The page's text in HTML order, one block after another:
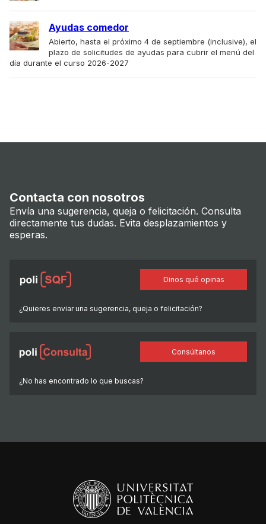
Ayudas comedor
Abierto, hasta el próximo 4 de septiembre (inclusive), el
plazo de solicitudes de ayudas para cubrir el menú del
día durante el curso 2026-2027
Contacta con nosotros
Envía una sugerencia, queja o felicitación. Consulta
directamente tus dudas. Evita desplazamientos y
esperas.
¿Quieres enviar una sugerencia, queja o felicitación?
Dinos qué opinas
¿No has encontrado lo que buscas?
Consúltanos